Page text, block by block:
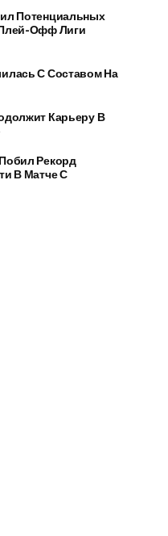
Потенциальных
Офф Лиги
С Составом На
Карьеру В
Рекорд
В Матче С